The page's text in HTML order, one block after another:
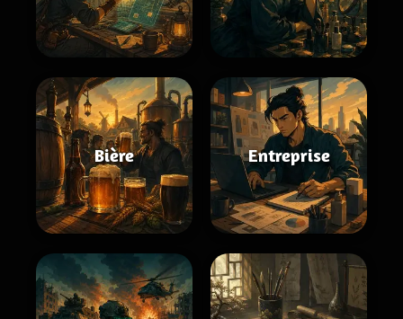
Bière Entreprise